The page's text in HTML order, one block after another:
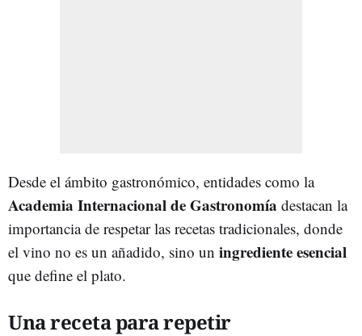
Desde el ámbito gastronómico, entidades como la
Academia Internacional de Gastronomía destacan la
importancia de respetar las recetas tradicionales, donde
el vino no es un añadido, sino un ingrediente esencial
que define el plato.
Una receta para repetir